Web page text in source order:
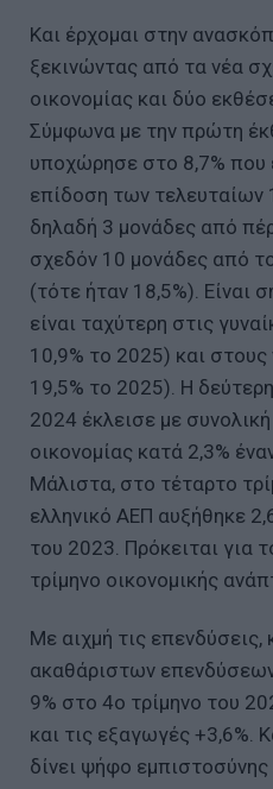
Και έρχομαι στην
ξεκινώντας από τα νέα
οικονομίας και δύο
Σύμφωνα με την πρώτη
υποχώρησε στο 8,7% που
επίδοση των
δηλαδή 3 μονάδες από
σχεδόν 10 μονάδες από
(τότε ήταν 18,5%). Είναι
είναι ταχύτερη στις
10,9% το 2025) και
19,5% το 2025). Η
2024 έκλεισε με
οικονομίας κατά 2,3%
Μάλιστα, στο τέταρτο
ελληνικό ΑΕΠ αυξήθηκε
του 2023. Πρόκειται για
τρίμηνο οικονομικής
Με αιχμή τις
ακαθάριστων
9% στο 4ο τρίμηνο του
και τις εξαγωγές +3,6%.
δίνει ψήφο εμπιστοσύνης